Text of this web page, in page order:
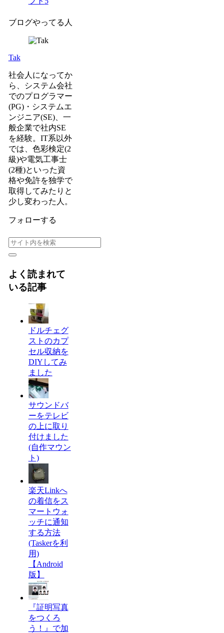
ブログやってる人
Tak
社会人になってか
ら、システム会社
でのプログラマー
(PG)・システムエ
ンジニア(SE)、一
般企業で社内SE
を経験。IT系以外
では、色彩検定(2
級)や電気工事士
(2種)といった資
格や免許を独学で
取得してみたりと
少し変わった人。
フォローする
よく読まれて
いる記事
ドルチェグ
ストのカプ
セル収納を
DIYしてみ
ました
サウンドバ
ーをテレビ
の上に取り
付けました
(自作マウン
ト)
楽天Linkへ
の着信をス
マートウォ
ッチに通知
する方法
(Taskerを利
用)
【Android
版】
『証明写真
をつくろ
う！』で加